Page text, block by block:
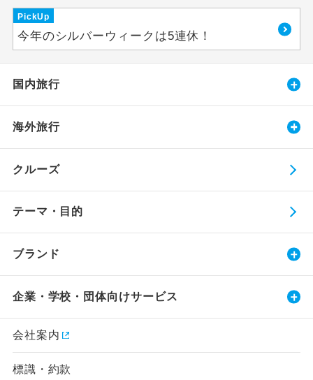
PickUp
今年のシルバーウィークは5連休！
国内旅行
海外旅行
クルーズ
テーマ・目的
ブランド
企業・学校・団体向けサービス
会社案内
標識・約款